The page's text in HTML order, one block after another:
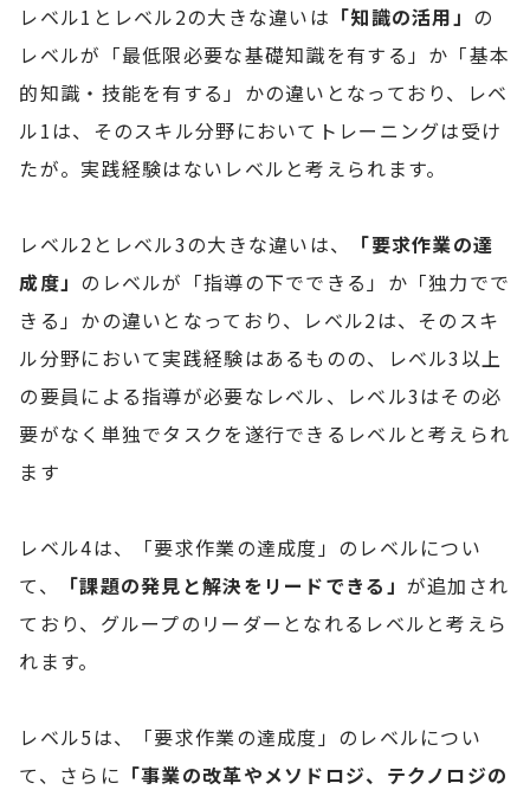
レベル1とレベル2の大きな違いは 「知識の活用」 の
レベルが「最低限必要な基礎知識を有する」か「基本
的知識・技能を有する」かの違いとなっており、レベ
ル1は、そのスキル分野においてトレーニングは受け
たが。実践経験はないレベルと考えられます。
レベル2とレベル3の大きな違いは、
「要求作業の達
成度」 のレベルが「指導の下でできる」か「独力でで
きる」かの違いとなっており、レベル2は、そのスキ
ル分野において実践経験はあるものの、レベル3以上
の要員による指導が必要なレベル、レベル3はその必
要がなく単独でタスクを遂行できるレベルと考えられ
ます
レベル4は、「要求作業の達成度」のレベルについ
て、
「課題の発見と解決をリードできる」 が追加され
ており、グループのリーダーとなれるレベルと考えら
れます。
レベル5は、「要求作業の達成度」のレベルについ
て、さらに 「事業の改革やメソドロジ、テクノロジの